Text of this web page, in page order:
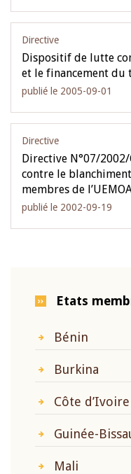
Directive
Dispositif de lutte
et le financement du
publié le 2005-09-01
Directive
Directive N°07/
contre le
membres de
publié le 2002-09-19
Etats
Bénin
Burkina
Côte d’Ivoire
Guinée-
Mali